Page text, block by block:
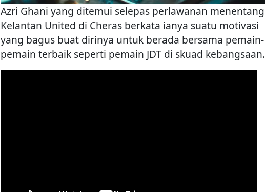
Azri Ghani yang ditemui selepas perlawanan menentang
Kelantan United di Cheras berkata ianya suatu motivasi
yang bagus buat dirinya untuk berada bersama pemain-
pemain terbaik seperti pemain JDT di skuad kebangsaan.